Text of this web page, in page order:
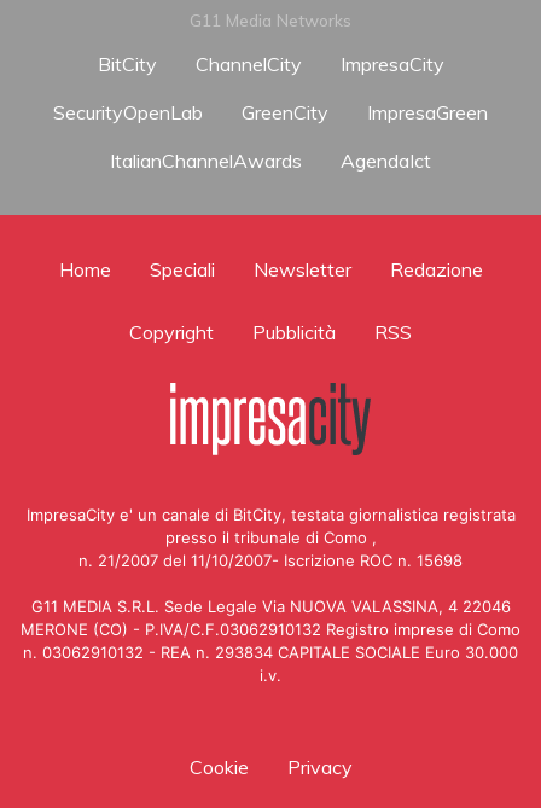
G11 Media Networks
BitCity ChannelCity
ImpresaCity
SecurityOpenLab
GreenCity
ImpresaGreen
ItalianChannelAwards
AgendaIct
Home Speciali Newsletter Redazione
Copyright Pubblicità RSS
ImpresaCity e' un canale di BitCity, testata giornalistica registrata
presso il tribunale di Como ,
n. 21/2007 del 11/10/2007- Iscrizione ROC n. 15698
G11 MEDIA S.R.L. Sede Legale Via NUOVA VALASSINA, 4 22046
MERONE (CO) - P.IVA/C.F.03062910132 Registro imprese di Como
n. 03062910132 - REA n. 293834 CAPITALE SOCIALE Euro 30.000
i.v.
Cookie Privacy